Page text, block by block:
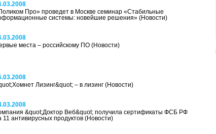
Про» проведет в Москве семинар «Стабильные
системы: новейшие решения» (Новости)
места – российскому ПО (Новости)
Лизинг&quot; – в лизинг (Новости)
&quot;Доктор Веб&quot; получила сертификаты ФСБ РФ
11 антивирусных продуктов (Новости)